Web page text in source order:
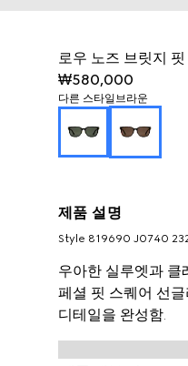
로우 노즈 브릿지
₩580,000
다른 스타일 브라운
제품 설명
Style ‎819690 J0740
우아한 실루엣과
페셜 핏 스퀘어 선
디테일을 완성함.